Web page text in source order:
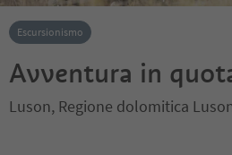
Escursionismo
Avventura in
Luson, Regione dolomitica